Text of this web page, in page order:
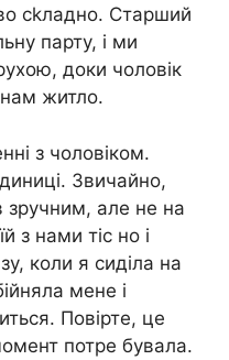
сkладно. Старший
парту, і ми
доки чоловік
нам житло.
з чоловіком.
Звичайно,
зручним, але не на
з нами тіс но і
коли я сиділа на
мене і
Повірте, це
потре бувала.